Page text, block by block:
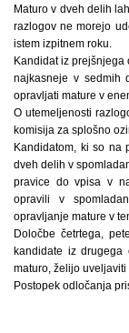
Maturo v dveh delih
razlogov ne morejo
istem izpitnem roku.
Kandidat iz
najkasneje v sedmih
opravljati mature v
O utemeljenosti
komisija za splošno
Kandidatom, ki so na
dveh delih v
pravice do vpisa v
opravili v
opravljanje mature v
Določbe četrtega,
kandidate iz
maturo, želijo
Postopek odločanja